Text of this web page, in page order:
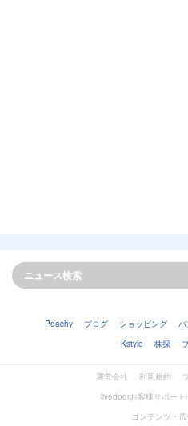
Peachy ブログ ショッピング バ
Kstyle
株探
運営会社 利用規約
livedoorお客様サポート
コンテンツ・